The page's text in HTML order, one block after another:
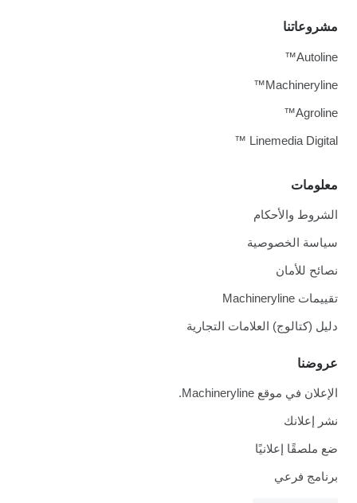
معلومات
الشروط والأحكام
سياسة الخصوصية
نصائح للأمان
تقييمات Machineryline
دليل (كتالوج) العلامات التجارية
عروضنا
الإعلان في موقع Machineryline.
نشر إعلانك
ضع ملصقًا إعلانيًا
برنامج فرعي
مشروعاتنا
Autoline™
Machineryline™
Agroline™
Linemedia Digital ™